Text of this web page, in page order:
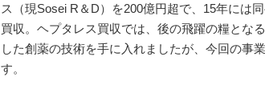
ス（現Sosei R＆D）を200億円超で、15年には
買収。ヘプタレス買収では、後の飛躍の糧とな
した創薬の技術を手に入れましたが、今回の事
す。